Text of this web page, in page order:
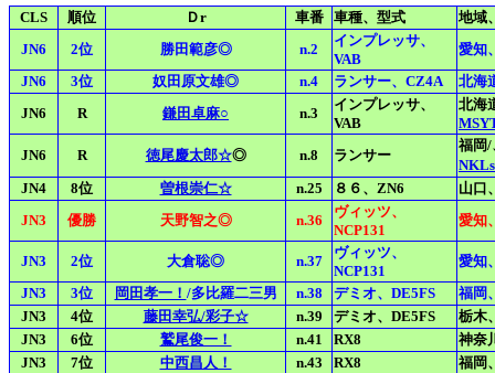
CLS 順位 Ｄr 車番 車種、型式
地域
JN6
2位 勝田範彦◎ n.2
インプレッサ、
VAB
愛知
JN6
3位 奴田原文雄◎ n.4 ランサー、CZ4A
北海
JN6
R 鎌田卓麻○ n.3
インプレッサ、
VAB
北海
JN6
R 徳尾慶太郎☆◎ n.8 ランサー
福岡
JN4
8位 曽根崇仁☆ n.25 ８６、ZN6
山口
JN3
優勝 天野智之◎ n.36
ヴィッツ、
NCP131
愛知
JN3 2位 大倉聡◎ n.37
ヴィッツ、
NCP131
愛知
JN3
3位 岡田孝一！ /多比羅二三男 n.38 デミオ、DE5FS
福岡
JN3
4位 藤田幸弘/彩子☆ n.39 デミオ、DE5FS
栃木
JN3
6位 鷲尾俊一！ n.41 RX8
神奈
JN3
7位 中西昌人！ n.43 RX8
福岡